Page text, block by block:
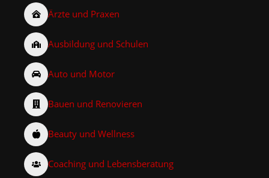
Ärzte und Praxen
Ausbildung und Schulen
Auto und Motor
Bauen und Renovieren
Beauty und Wellness
Coaching und Lebensberatung